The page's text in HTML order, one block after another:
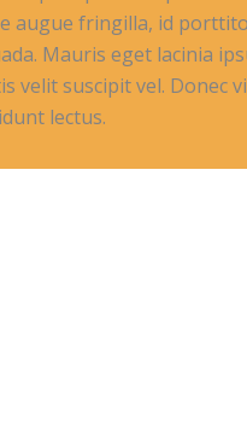
augue fringilla, id
Mauris eget lacinia
velit suscipit vel. Donec
lectus.